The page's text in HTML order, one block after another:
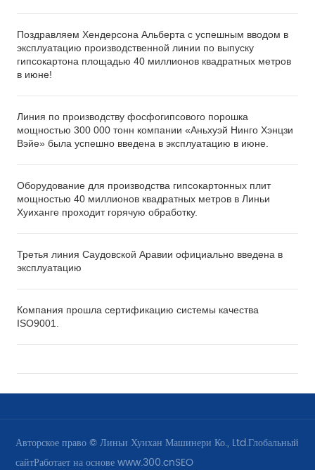
Поздравляем Хендерсона Альберта с успешным вводом в
эксплуатацию производственной линии по выпуску
гипсокартона площадью 40 миллионов квадратных метров
в июне!
Линия по производству фосфогипсового порошка
мощностью 300 000 тонн компании «Аньхуэй Нинго Хэнцзи
Вэйе» была успешно введена в эксплуатацию в июне.
Оборудование для производства гипсокартонных плит
мощностью 40 миллионов квадратных метров в Линьи
Хуиханге проходит горячую обработку.
Третья линия Саудовской Аравии официально введена в
эксплуатацию
Компания прошла сертификацию системы качества
ISO9001.
Авторское право © Линьи Хуихан Машинери Ко., Ltd.Глобальный
сайтРаботает на основе www.300.cnSEO